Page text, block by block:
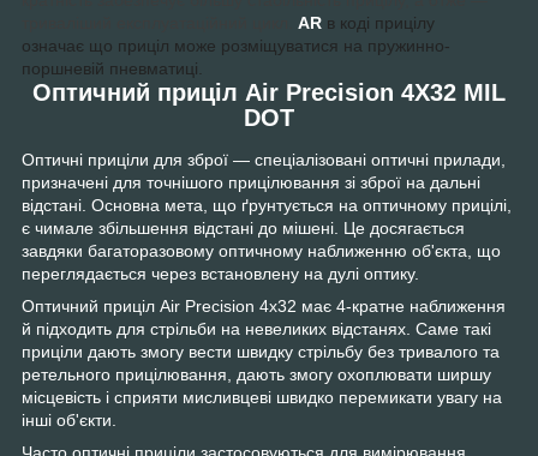
AR в коді прицілу
означає що приціл може розміщуватися на пружинно-
поршневій пневматиці.
Оптичний приціл Air Precision 4X32 MIL
DOT
Оптичні приціли для зброї — спеціалізовані оптичні прилади,
призначені для точнішого прицілювання зі зброї на дальні
відстані. Основна мета, що ґрунтується на оптичному прицілі,
є чимале збільшення відстані до мішені. Це досягається
завдяки багаторазовому оптичному наближенню об'єкта, що
переглядається через встановлену на дулі оптику.
Оптичний приціл Air Precision 4х32 має 4-кратне наближення
й підходить для стрільби на невеликих відстанях. Саме такі
приціли дають змогу вести швидку стрільбу без тривалого та
ретельного прицілювання, дають змогу охоплювати ширшу
місцевість і сприяти мисливцеві швидко перемикати увагу на
інші об'єкти.